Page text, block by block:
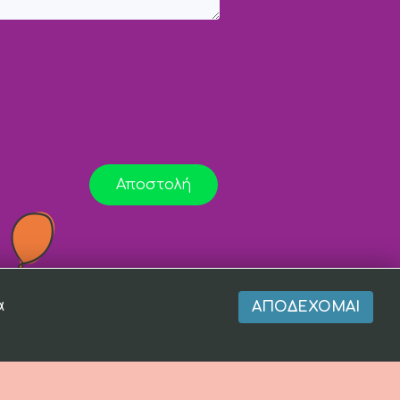
Αποστολή
ΑΠΟΔΈΧΟΜΑΙ